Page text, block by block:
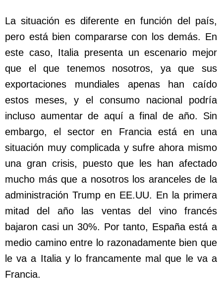
La situación es diferente en función del país,
pero está bien compararse con los demás. En
este caso, Italia presenta un escenario mejor
que el que tenemos nosotros, ya que sus
exportaciones mundiales apenas han caído
estos meses, y el consumo nacional podría
incluso aumentar de aquí a final de año. Sin
embargo, el sector en Francia está en una
situación muy complicada y sufre ahora mismo
una gran crisis, puesto que les han afectado
mucho más que a nosotros los aranceles de la
administración Trump en EE.UU. En la primera
mitad del año las ventas del vino francés
bajaron casi un 30%. Por tanto, España está a
medio camino entre lo razonadamente bien que
le va a Italia y lo francamente mal que le va a
Francia.